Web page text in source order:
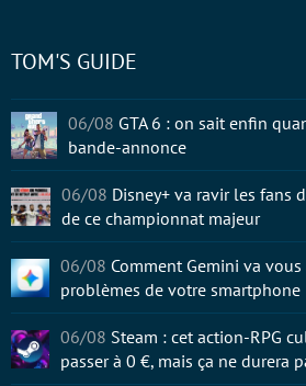
TOM'S GUIDE
06/08 GTA 6 : on sait enfin
bande-annonce
06/08 Disney+ va ravir les fans
de ce championnat majeur
06/08 Comment Gemini va
problèmes de votre smartphone
06/08 Steam : cet action-RPG
passer à 0 €, mais ça ne durera